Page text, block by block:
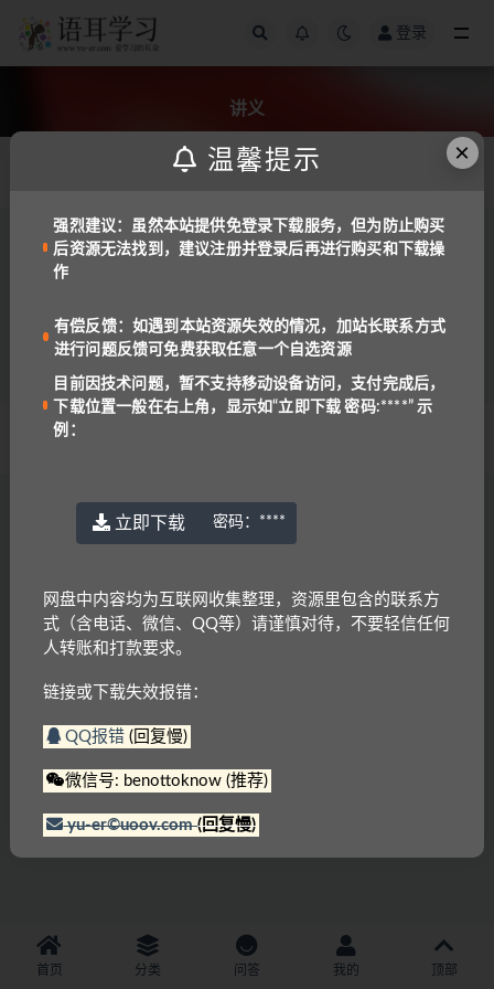
登录
讲义
中文 数学
981
首页 分类 问答 我的 顶部
×
温馨提示
强烈建议：虽然本站提供免登录下载服务，但为防止购买
后资源无法找到，建议注册并登录后再进行购买和下载操
作
有偿反馈：如遇到本站资源失效的情况，加站长联系方式
进行问题反馈可免费获取任意一个自选资源
目前因技术问题，暂不支持移动设备访问，支付完成后，
下载位置一般在右上角，显示如“立即下载 密码:****” 示
例：
立即下载 密码： ****
网盘中内容均为互联网收集整理，资源里包含的联系方
式（含电话、微信、QQ等）请谨慎对待，不要轻信任何
人转账和打款要求。
链接或下载失效报错：
QQ报错(回复慢)
微信号: benottoknow (推荐)
yu-er©uoov.com(回复慢)